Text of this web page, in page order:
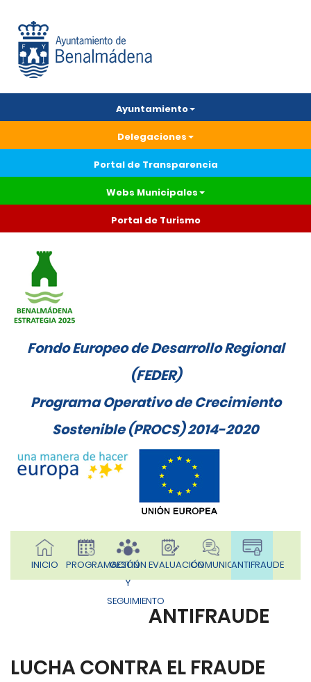
Ayuntamiento
Delegaciones
Portal de Transparencia
Webs Municipales
Portal de Turismo
Fondo Europeo de Desarrollo Regional
(FEDER)
Programa Operativo de Crecimiento
Sostenible (PROCS) 2014-2020
INICIO PROGRAMACIÓN
GESTIÓN
Y
SEGUIMIENTO
EVALUACIÓNCOMUNICACIÓN
ANTIFRAUDE
ANTIFRAUDE
LUCHA CONTRA EL FRAUDE